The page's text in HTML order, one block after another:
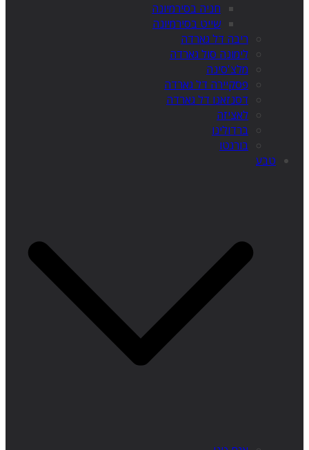
חניה בסירמיונה
שייט בסירמיונה
ריבה דל גארדה
לימונה סול גארדה
מלצ'סינה
פסקיירה דל גארדה
דסנזאנו דל גארדה
לאציזה
ברדולינו
בורגטו
טבע